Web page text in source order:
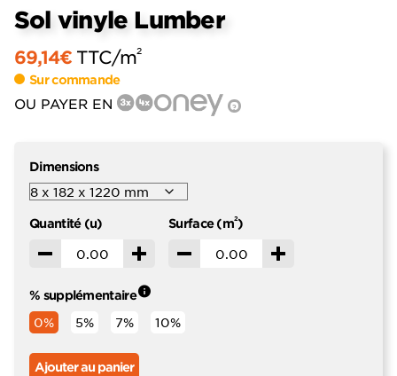
Sol vinyle Lumber
69,14€ TTC/m2
Sur commande
OU PAYER EN ?
Dimensions
Quantité (u)
Décrémenter Incrémenter
Surface (m2)
Décrémenter Incrémenter
% supplémentaire
0% 5% 7% 10%
Ajouter au panier